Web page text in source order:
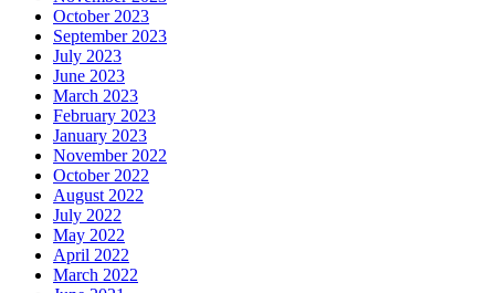
October 2023
September 2023
July 2023
June 2023
March 2023
February 2023
January 2023
November 2022
October 2022
August 2022
July 2022
May 2022
April 2022
March 2022